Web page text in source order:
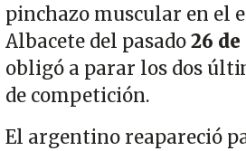
pinchazo muscular en el
Albacete del pasado26
obligó a parar los dos
de competición.
El argentino reapareció